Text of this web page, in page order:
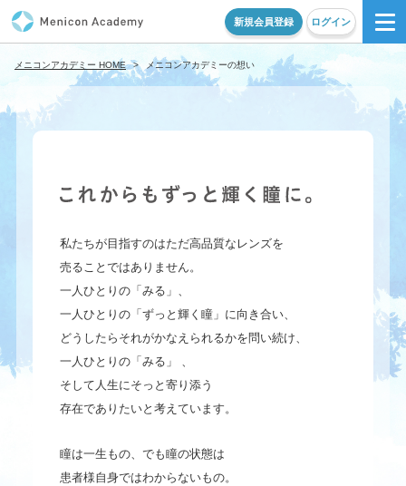
新規会員登録 ログイン
メニコンアカデミー HOME > メニコンアカデミーの想い
私たちが目指すのはただ高品質なレンズを
売ることではありません。
一人ひとりの「みる」、
一人ひとりの「ずっと輝く瞳」に向き合い、
どうしたらそれがかなえられるかを問い続け、
一人ひとりの「みる」 、
そして人生にそっと寄り添う
存在でありたいと考えています。
瞳は一生もの、でも瞳の状態は
患者様自身ではわからないもの。